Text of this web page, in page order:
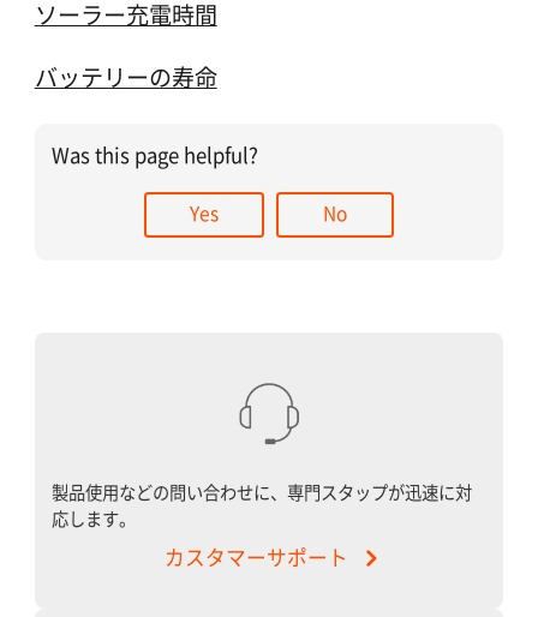
ソーラー充電時間
バッテリーの寿命
Was this page helpful?
Yes No
製品使用などの問い合わせに、専門スタップが迅速に対
応します。
カスタマーサポート